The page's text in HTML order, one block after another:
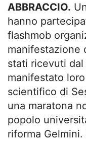
ABBRACCIO.
hanno
flashmob
manifestazione
stati ricevuti
manifestato
scientifico di
una maratona
popolo
riforma